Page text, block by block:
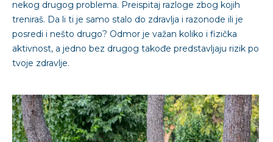
nekog drugog problema. Preispitaj razloge zbog kojih
treniraš. Da li ti je samo stalo do zdravlja i razonode ili je
posredi i nešto drugo? Odmor je važan koliko i fizička
aktivnost, a jedno bez drugog takođe predstavljaju rizik po
tvoje zdravlje.